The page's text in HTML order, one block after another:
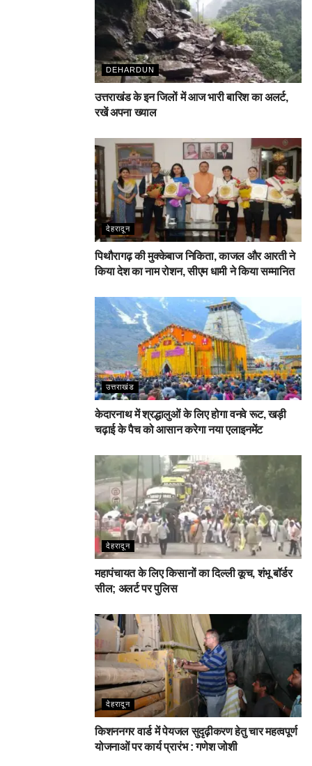
DEHARDUN
उत्तराखंड के इन जिलों में आज भारी बारिश का अलर्ट,
रखें अपना ख्याल
देहरादून
पिथौरागढ़ की मुक्केबाज निकिता, काजल और आरती ने
किया देश का नाम रोशन, सीएम धामी ने किया सम्मानित
उत्तराखंड
केदारनाथ में श्रद्धालुओं के लिए होगा वनवे रूट, खड़ी
चढ़ाई के पैच को आसान करेगा नया एलाइनमेंट
देहरादून
महापंचायत के लिए किसानों का दिल्ली कूच, शंभू बॉर्डर
सील; अलर्ट पर पुलिस
देहरादून
किशननगर वार्ड में पेयजल सुदृढ़ीकरण हेतु चार महत्वपूर्ण
योजनाओं पर कार्य प्रारंभ : गणेश जोशी